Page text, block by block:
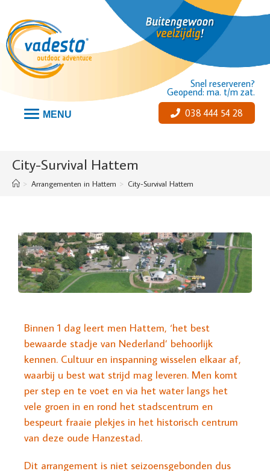
Snel reserveren?
Geopend: ma. t/m zat.
038 444 54 28
MENU
City-Survival Hattem
> Arrangementen in Hattem > City-Survival Hattem
Binnen 1 dag leert men Hattem, ‘het best
bewaarde stadje van Nederland’ behoorlijk
kennen. Cultuur en inspanning wisselen elkaar af,
waarbij u best wat strijd mag leveren. Men komt
per step en te voet en via het water langs het
vele groen in en rond het stadscentrum en
bespeurt fraaie plekjes in het historisch centrum
van deze oude Hanzestad.
Dit arrangement is niet seizoensgebonden dus